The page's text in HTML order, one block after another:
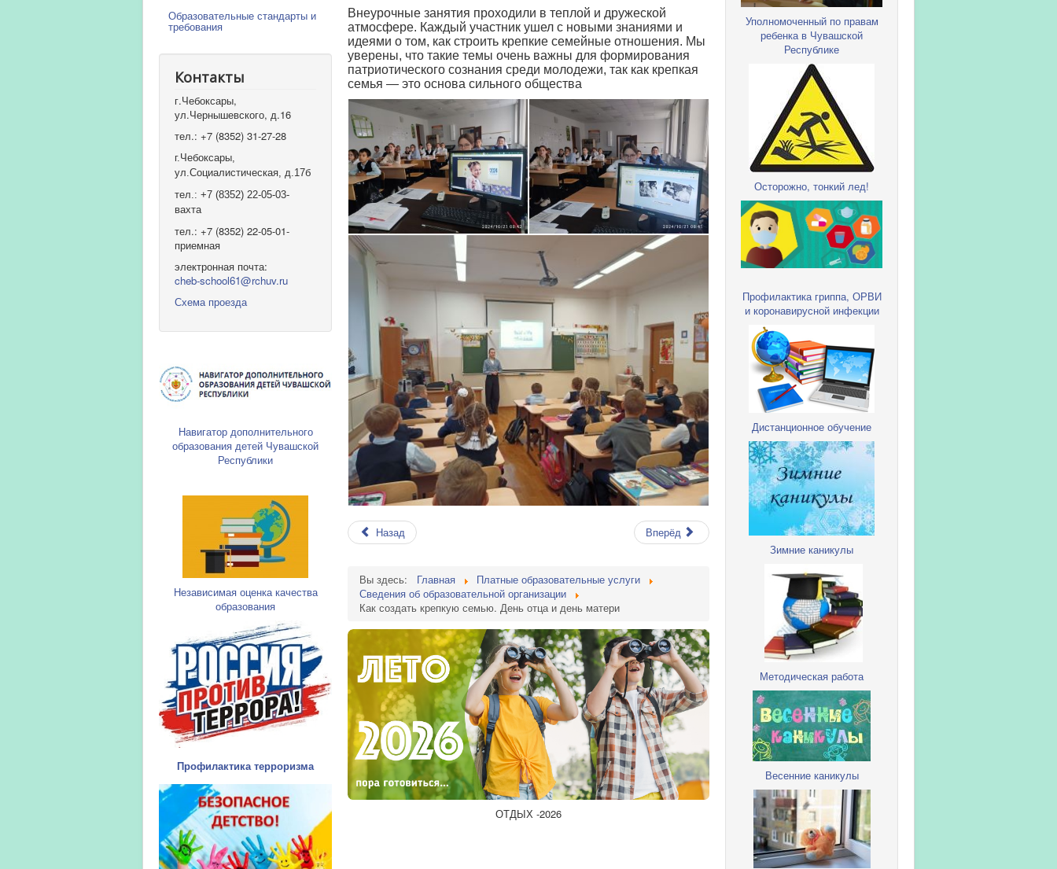
Образовательные стандарты и
требования
Контакты
г.Чебоксары,
ул.Чернышевского, д.16
тел.: +7 (8352) 31-27-28
г.Чебоксары,
ул.Социалистическая, д.17б
тел.: +7 (8352) 22-05-03-
вахта
тел.: +7 (8352) 22-05-01-
приемная
электронная почта:
cheb-school61@rchuv.ru
Схема проезда
Навигатор дополнительного
образования детей Чувашской
Республики
Независимая оценка качества
образования
Профилактика терроризма
Внеурочные занятия проходили в теплой и дружеской
атмосфере. Каждый участник ушел с новыми знаниями и
идеями о том, как строить крепкие семейные отношения. Мы
уверены, что такие темы очень важны для формирования
патриотического сознания среди молодежи, так как крепкая
семья — это основа сильного общества
Назад Вперёд
Вы здесь: Главная
Платные образовательные услуги
Сведения об образовательной организации
Как создать крепкую семью. День отца и день матери
ОТДЫХ -2026
Уполномоченный по правам
ребенка в Чувашской
Республике
Осторожно, тонкий лед!
Профилактика гриппа, ОРВИ
и коронавирусной инфекции
Дистанционное обучение
Зимние каникулы
Методическая работа
Весенние каникулы